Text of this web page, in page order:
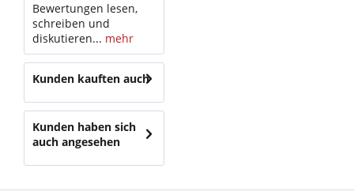
Bewertungen lesen,
schreiben und
diskutieren... mehr
Kunden kauften auch
Kunden haben sich
auch angesehen